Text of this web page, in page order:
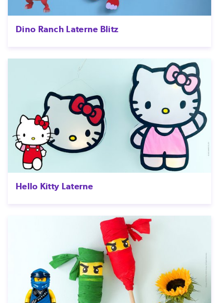
Dino Ranch Laterne Blitz
Hello Kitty Laterne